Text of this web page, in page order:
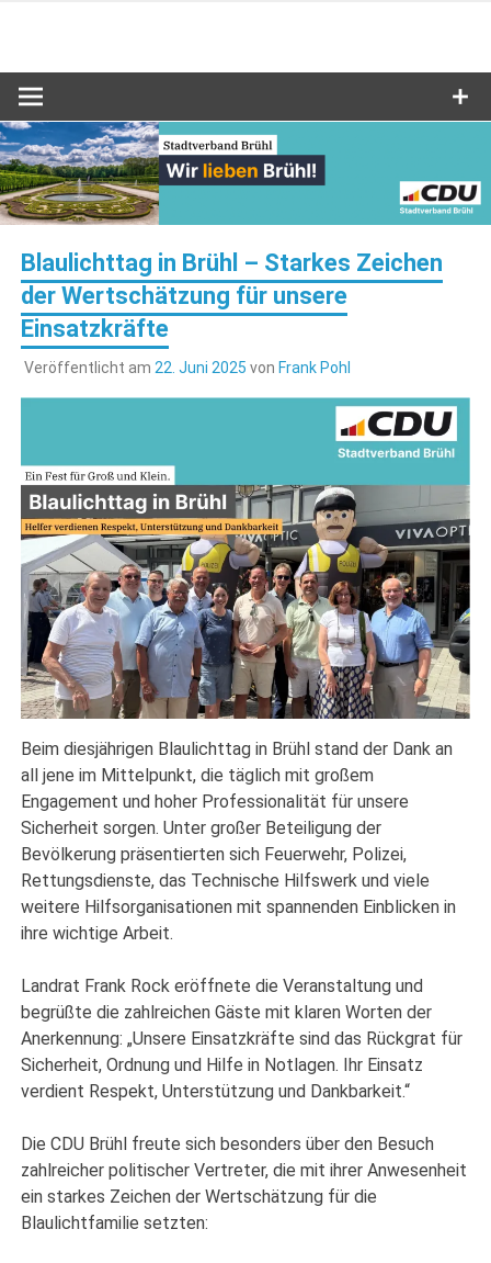
CDU Brühl
Blaulichttag in Brühl – Starkes Zeichen
der Wertschätzung für unsere
Einsatzkräfte
Veröffentlicht am 22. Juni 2025 von Frank Pohl
Beim diesjährigen Blaulichttag in Brühl stand der Dank an
all jene im Mittelpunkt, die täglich mit großem
Engagement und hoher Professionalität für unsere
Sicherheit sorgen. Unter großer Beteiligung der
Bevölkerung präsentierten sich Feuerwehr, Polizei,
Rettungsdienste, das Technische Hilfswerk und viele
weitere Hilfsorganisationen mit spannenden Einblicken in
ihre wichtige Arbeit.
Landrat Frank Rock eröffnete die Veranstaltung und
begrüßte die zahlreichen Gäste mit klaren Worten der
Anerkennung: „Unsere Einsatzkräfte sind das Rückgrat für
Sicherheit, Ordnung und Hilfe in Notlagen. Ihr Einsatz
verdient Respekt, Unterstützung und Dankbarkeit.“
Die CDU Brühl freute sich besonders über den Besuch
zahlreicher politischer Vertreter, die mit ihrer Anwesenheit
ein starkes Zeichen der Wertschätzung für die
Blaulichtfamilie setzten: